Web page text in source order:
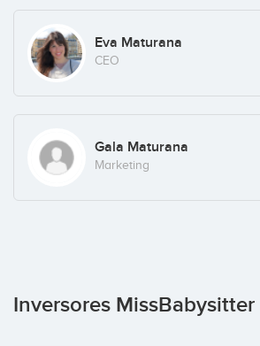
Eva Maturana
CEO
Gala Maturana
Marketing
Inversores MissBabysitter